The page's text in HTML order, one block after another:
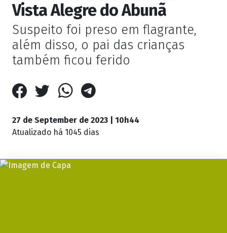
Vista Alegre do Abunã
Suspeito foi preso em flagrante,
além disso, o pai das crianças
também ficou ferido
27 de September de 2023 | 10h44
Atualizado há 1045 dias